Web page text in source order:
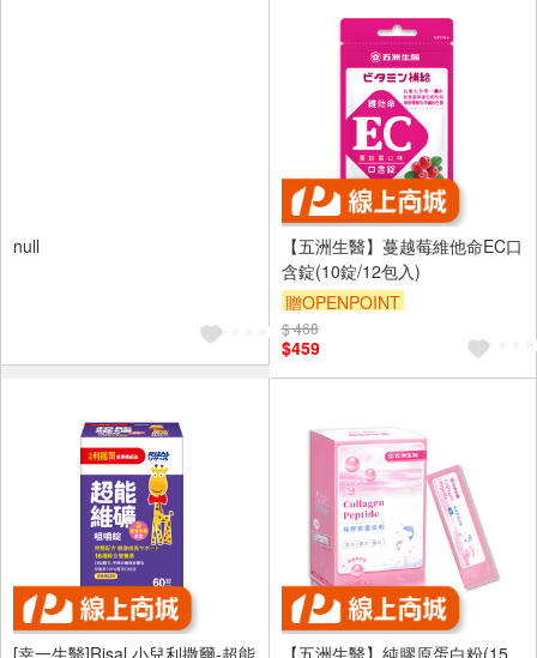
null
【五洲生醫】蔓越莓維他命EC口
含錠(10錠/12包入)
贈OPENPOINT
$ 468
$459
[幸一生醫]Risal 小兒利撒爾-超能
【五洲生醫】純膠原蛋白粉(15